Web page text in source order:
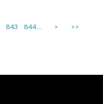
843 844... > >>